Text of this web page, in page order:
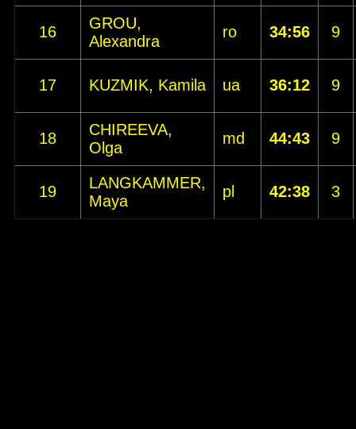
16
GROU,
Alexandra
ro 34:56 9
17 KUZMIK, Kamila ua 36:12 9
18
CHIREEVA,
Olga
md 44:43 9
19
LANGKAMMER,
Maya
pl 42:38 3